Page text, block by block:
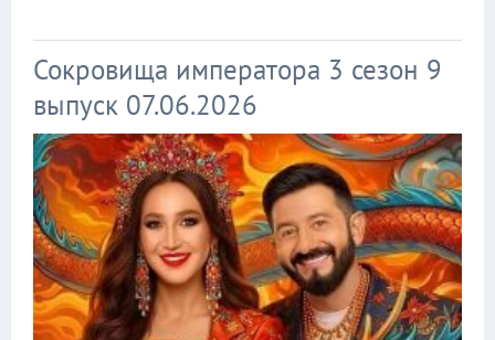
Сокровища императора 3 сезон 9
выпуск 07.06.2026